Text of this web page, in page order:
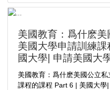
美國教育：爲什麽
美國大學申請訓練
國大學| 申請美國大
美國教育：爲什麽美國公立
課程的課程 Part 6 | 美國大